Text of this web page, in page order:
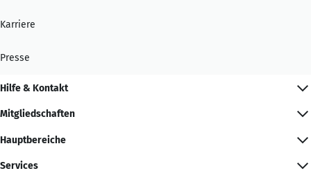
Karriere
Presse
Hilfe & Kontakt
Mitgliedschaften
Hauptbereiche
Services